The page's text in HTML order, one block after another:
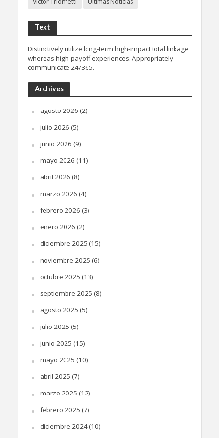
Text
Distinctively utilize long-term high-impact total linkage
whereas high-payoff experiences. Appropriately
communicate 24/365.
Archives
agosto 2026 (2)
julio 2026 (5)
junio 2026 (9)
mayo 2026 (11)
abril 2026 (8)
marzo 2026 (4)
febrero 2026 (3)
enero 2026 (2)
diciembre 2025 (15)
noviembre 2025 (6)
octubre 2025 (13)
septiembre 2025 (8)
agosto 2025 (5)
julio 2025 (5)
junio 2025 (15)
mayo 2025 (10)
abril 2025 (7)
marzo 2025 (12)
febrero 2025 (7)
diciembre 2024(10)